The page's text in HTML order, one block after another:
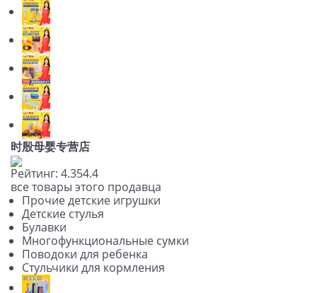
时殷母婴专营店
Рейтинг: 4.354.4
все товары этого продавца
Прочие детские игрушки
Детские стулья
Булавки
Многофункциональные сумки
Поводоки для ребенка
Стульчики для кормления